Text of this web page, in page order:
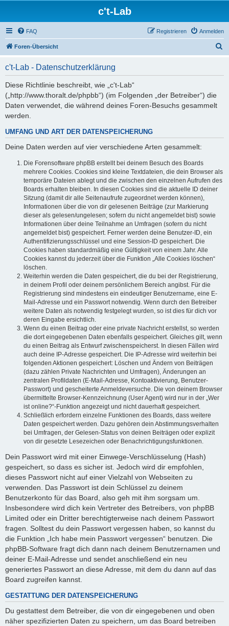
c't-Lab
FAQ Anmelden
Registrieren
Foren-Übersicht
c't-Lab - Datenschutzerklärung
Diese Richtlinie beschreibt, wie „c't-Lab“
(„http://www.thoralt.de/phpbb“) (im Folgenden „der Betreiber“) die
Daten verwendet, die während deines Foren-Besuchs gesammelt
werden.
UMFANG UND ART DER DATENSPEICHERUNG
Deine Daten werden auf vier verschiedene Arten gesammelt:
Die Forensoftware phpBB erstellt bei deinem Besuch des Boards
mehrere Cookies. Cookies sind kleine Textdateien, die dein Browser als
temporäre Dateien ablegt und die zwischen den einzelnen Aufrufen des
Boards erhalten bleiben. In diesen Cookies sind die aktuelle ID deiner
Sitzung (damit dir alle Seitenaufrufe zugeordnet werden können),
Informationen über die von dir gelesenen Beiträge (zur Markierung
dieser als gelesen/ungelesen; sofern du nicht angemeldet bist) sowie
Informationen über deine Teilnahme an Umfragen (sofern du nicht
angemeldet bist) gespeichert. Ferner werden deine Benutzer-ID, ein
Authentifizierungsschlüssel und eine Session-ID gespeichert. Die
Cookies haben standardmäßig eine Gültigkeit von einem Jahr. Alle
Cookies kannst du jederzeit über die Funktion „Alle Cookies löschen“
löschen.
Weiterhin werden die Daten gespeichert, die du bei der Registrierung,
in deinem Profil oder deinem persönlichem Bereich angibst. Für die
Registrierung sind mindestens ein eindeutiger Benutzername, eine E-
Mail-Adresse und ein Passwort notwendig. Wenn durch den Betreiber
weitere Daten als notwendig festgelegt wurden, so ist dies für dich vor
deren Eingabe ersichtlich.
Wenn du einen Beitrag oder eine private Nachricht erstellst, so werden
die dort eingegebenen Daten ebenfalls gespeichert. Gleiches gilt, wenn
du einen Beitrag als Entwurf zwischenspeicherst. In diesen Fällen wird
auch deine IP-Adresse gespeichert. Die IP-Adresse wird weiterhin bei
folgenden Aktionen gespeichert: Löschen und Ändern von Beiträgen
(dazu zählen Private Nachrichten und Umfragen), Änderungen an
zentralen Profildaten (E-Mail-Adresse, Kontoaktivierung, Benutzer-
Passwort) und gescheiterte Anmeldeversuche. Die von deinem Browser
übermittelte Browser-Kennzeichnung (User Agent) wird nur in der „Wer
ist online?“-Funktion angezeigt und nicht dauerhaft gespeichert.
Schließlich erfordern einzelne Funktionen des Boards, dass weitere
Daten gespeichert werden. Dazu gehören dein Abstimmungsverhalten
bei Umfragen, der Gelesen-Status von deinen Beiträgen oder explizit
von dir gesetzte Lesezeichen oder Benachrichtigungsfunktionen.
Dein Passwort wird mit einer Einwege-Verschlüsselung (Hash)
gespeichert, so dass es sicher ist. Jedoch wird dir empfohlen,
dieses Passwort nicht auf einer Vielzahl von Webseiten zu
verwenden. Das Passwort ist dein Schlüssel zu deinem
Benutzerkonto für das Board, also geh mit ihm sorgsam um.
Insbesondere wird dich kein Vertreter des Betreibers, von phpBB
Limited oder ein Dritter berechtigterweise nach deinem Passwort
fragen. Solltest du dein Passwort vergessen haben, so kannst du
die Funktion „Ich habe mein Passwort vergessen“ benutzen. Die
phpBB-Software fragt dich dann nach deinem Benutzernamen und
deiner E-Mail-Adresse und sendet anschließend ein neu
generiertes Passwort an diese Adresse, mit dem du dann auf das
Board zugreifen kannst.
GESTATTUNG DER DATENSPEICHERUNG
Du gestattest dem Betreiber, die von dir eingegebenen und oben
näher spezifizierten Daten zu speichern, um das Board betreiben